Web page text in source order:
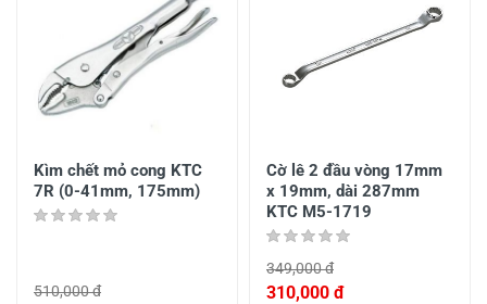
Kìm chết mỏ cong KTC
7R (0-41mm, 175mm)
510,000 đ
Cờ lê 2 đầu vòng 17mm
x 19mm, dài 287mm
KTC M5-1719
349,000 đ
310,000 đ